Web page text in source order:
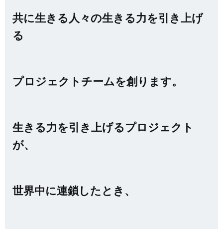
共に生きる人々の生きる力を引き上げ
る
プロジェクトチームを創ります。
生きる力を引き上げるプロジェクト
が、
世界中に連鎖したとき、